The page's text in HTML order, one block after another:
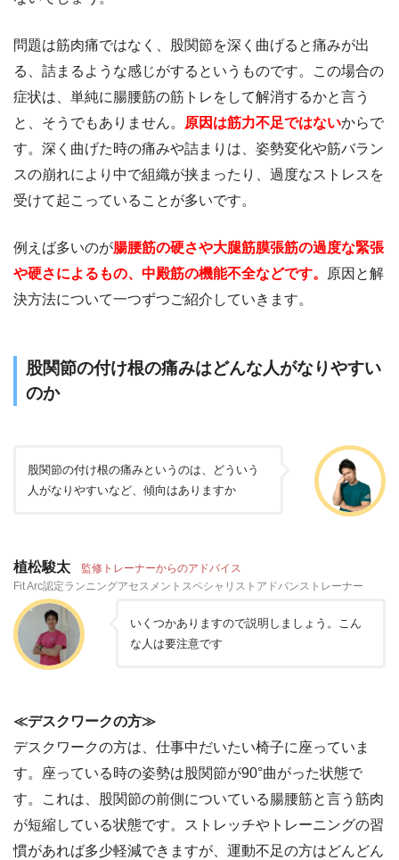
問題は筋肉痛ではなく、股関節を深く曲げると痛みが出
る、詰まるような感じがするというものです。この場合の
症状は、単純に腸腰筋の筋トレをして解消するかと言う
と、そうでもありません。
原因は筋力不足ではないからで
す。深く曲げた時の痛みや詰まりは、姿勢変化や筋バラン
スの崩れにより中で組織が挟まったり、過度なストレスを
受けて起こっていることが多いです。
例えば多いのが腸腰筋の硬さや大腿筋膜張筋の過度な緊張
や硬さによるもの、中殿筋の機能不全などです。
原因と解
決方法について一つずつご紹介していきます。
股関節の付け根の痛みはどんな人がなりやすい
のか
股関節の付け根の痛みというのは、どういう
人がなりやすいなど、傾向はありますか
植松駿太 監修トレーナーからのアドバイス
Fit Arc認定ランニングアセスメントスペシャリストアドバンストレーナー
いくつかありますので説明しましょう。こん
な人は要注意です
≪デスクワークの方≫
デスクワークの方は、仕事中だいたい椅子に座っていま
す。座っている時の姿勢は股関節が90°曲がった状態で
す。これは、股関節の前側についている腸腰筋と言う筋肉
が短縮している状態です。ストレッチやトレーニングの習
慣があれば多少軽減できますが、運動不足の方はどんどん